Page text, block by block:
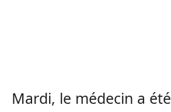
Mardi, le médecin a été